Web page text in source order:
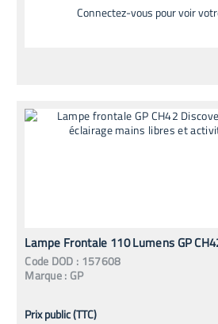
Connectez-vous pour voir
Lampe Frontale 110 Lumens GP
Code DOD : 157608
Marque : GP
Prix public (TTC)